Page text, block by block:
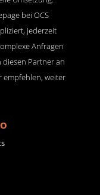
bei OCS
jederzeit
Anfragen
Partner an
empfehlen, weiter